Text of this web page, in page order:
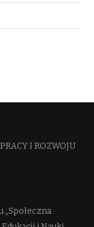
I ROZWOJU​